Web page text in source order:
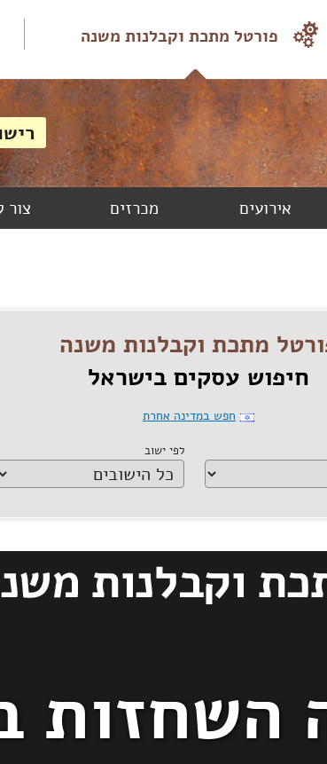
פורטל מתכת וקבלנות משנה
אירועים מכרזים צור
מתכת וקבלנות משנה
חיפוש עסקים בישראל
חפש במדינה אחרת
לפי ישוב
השחזות